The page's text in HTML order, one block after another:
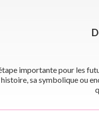
importante pour les
sa symbolique ou